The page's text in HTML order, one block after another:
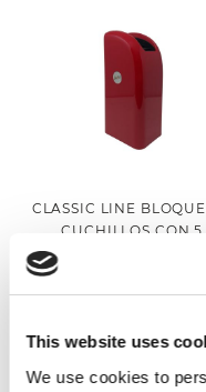
This website uses
We use cookies to
CLASSIC LINE
CUCHILLOS CON 5
MATERIAL ABS ROJO
Añadir a la cesta